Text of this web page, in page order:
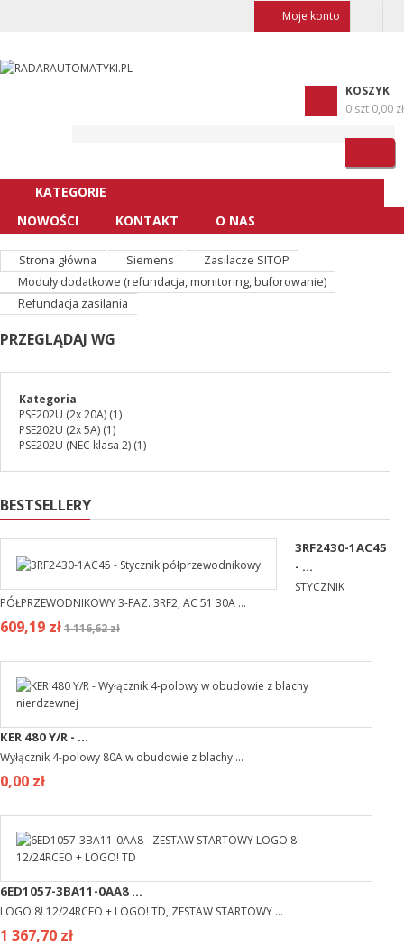
Moje konto
KOSZYK
0 szt 0,00 zł
KATEGORIE
NOWOŚCI
KONTAKT O NAS
Strona główna Siemens
Zasilacze SITOP
Moduły dodatkowe (refundacja, monitoring, buforowanie)
Refundacja zasilania
PRZEGLĄDAJ WG
Kategoria
PSE202U (2x 20A) (1)
PSE202U (2x 5A) (1)
PSE202U (NEC klasa 2) (1)
BESTSELLERY
3RF2430-1AC45
- ...
STYCZNIK
PÓŁPRZEWODNIKOWY 3-FAZ. 3RF2, AC 51 30A ...
609,19 zł1 116,62 zł
KER 480 Y/R - ...
Wyłącznik 4-polowy 80A w obudowie z blachy ...
0,00 zł
6ED1057-3BA11-0AA8 ...
LOGO 8! 12/24RCEO + LOGO! TD, ZESTAW STARTOWY ...
1 367,70 zł